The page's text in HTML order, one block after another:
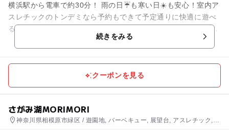
横浜駅から電車で約30分！ 雨の日☔も寒い日☀️も安心！室内ア
スレチックのトンデミなら予約もできて予定通りに快適に遊べ
る✨ 大人も子供もみんなが楽しめる世界中から集めた最新アク
続きをみる
クーポンを見る
さがみ湖MORIMORI
神奈川県相模原市緑区 / 遊園地, バーベキュー, 展望台, アスレチック,